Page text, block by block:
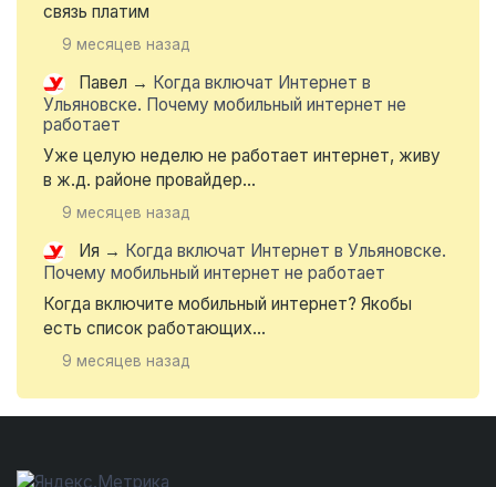
связь платим
9 месяцев назад
Павел → Когда включат Интернет в
Ульяновске. Почему мобильный интернет не
работает
Уже целую неделю не работает интернет, живу
в ж.д. районе провайдер...
9 месяцев назад
Ия → Когда включат Интернет в Ульяновске.
Почему мобильный интернет не работает
Когда включите мобильный интернет? Якобы
есть список работающих...
9 месяцев назад